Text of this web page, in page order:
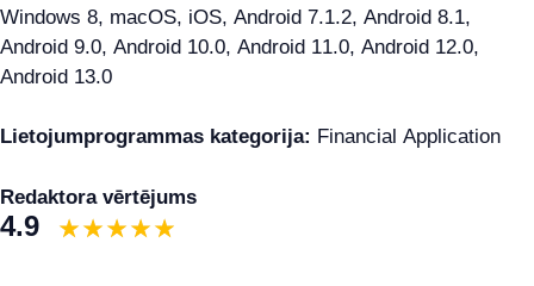
Windows 8, macOS, iOS, Android 7.1.2, Android 8.1,
Android 9.0, Android 10.0, Android 11.0, Android 12.0,
Android 13.0
Lietojumprogrammas kategorija: Financial Application
Redaktora vērtējums
4.9